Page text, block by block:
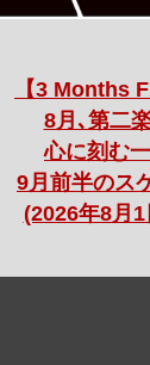
【3 Months
8月､第二
心に刻む
9月前半のス
(2026年8月